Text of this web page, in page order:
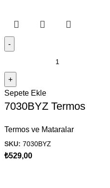
Sepete Ekle
7030BYZ Termos
Termos ve Mataralar
SKU: 7030BYZ
₺529,00